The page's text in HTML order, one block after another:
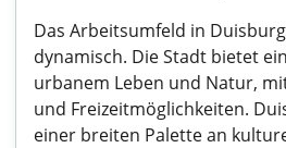
Das Arbeitsumfeld in
dynamisch. Die Stadt bietet
urbanem Leben und Natur,
und Freizeitmöglichkeiten.
einer breiten Palette an